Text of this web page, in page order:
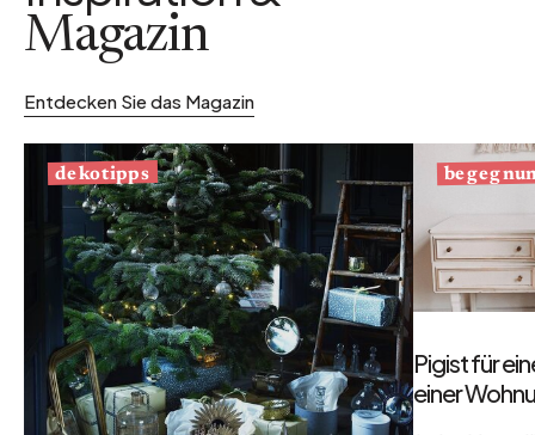
Magazin
Entdecken Sie das Magazin
dekotipps
Pigist für
einer